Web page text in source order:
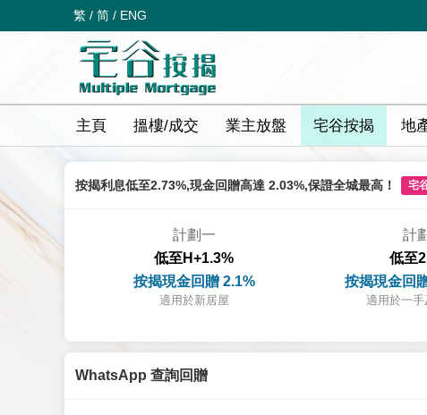
繁 / 简 / ENG
主頁 搵樓/成交 業主放盤 宅谷按揭 地
按揭利息低至2.73%,現金回贈高達 2.03%,保證全城最高！ 宅
計劃一
低至H+1.3%
按揭現金回贈 2.1%
適用於新居屋
計
低至
按揭現金回
適用於一
WhatsApp 查詢回贈